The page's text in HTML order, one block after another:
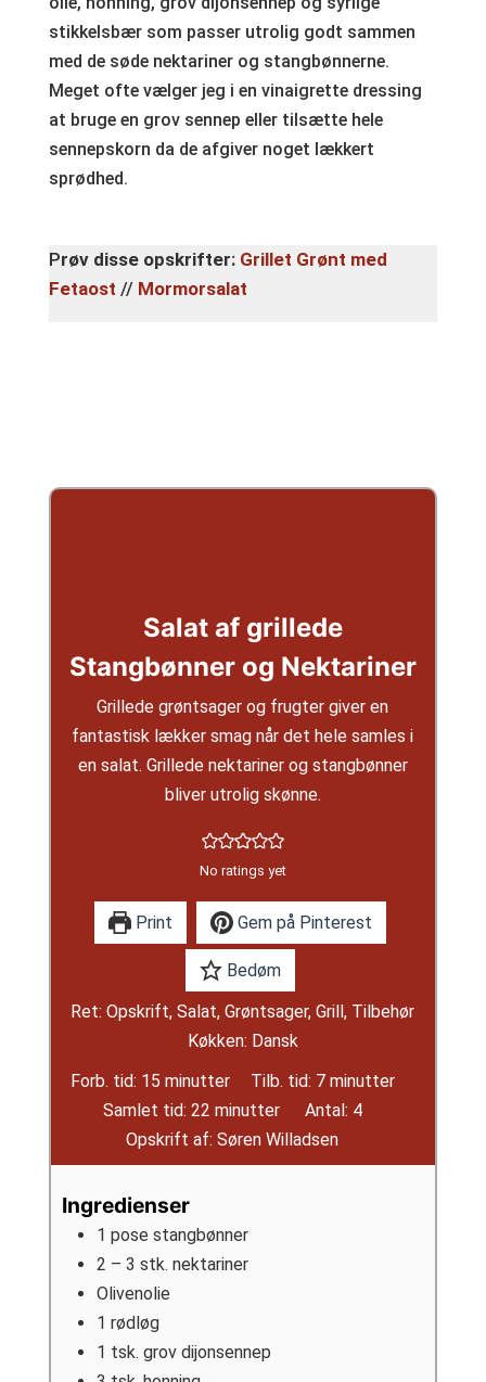
stikkelsbær som passer utrolig godt sammen
med de søde nektariner og stangbønnerne.
Meget ofte vælger jeg i en vinaigrette dressing
at bruge en grov sennep eller tilsætte hele
sennepskorn da de afgiver noget lækkert
sprødhed.
Prøv disse opskrifter: Grillet Grønt med
Fetaost // Mormorsalat
Salat af grillede
Stangbønner og Nektariner
Grillede grøntsager og frugter giver en
fantastisk lækker smag når det hele samles i
en salat. Grillede nektariner og stangbønner
bliver utrolig skønne.
No ratings yet
Print Gem på Pinterest
Bedøm
Ret:Opskrift, Salat, Grøntsager, Grill, Tilbehør
Køkken: Dansk
Forb. tid: 15minutter
minutter Tilb. tid: 7minutter
minutter
Samlet tid: 22 minutter
minutter Antal: 4
Opskrift af:Søren Willadsen
Ingredienser
1 pose stangbønner
2 – 3 stk. nektariner
Olivenolie
1 rødløg
1 tsk. grov dijonsennep